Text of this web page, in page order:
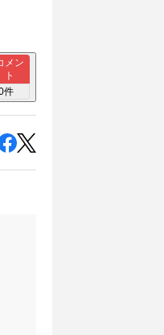
メン
ト
件